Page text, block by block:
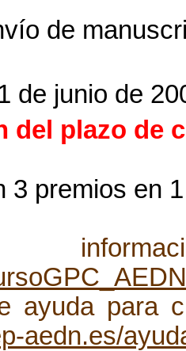
de
de junio de
del plazo de
3 premios en
ayuda para
aedn.es/